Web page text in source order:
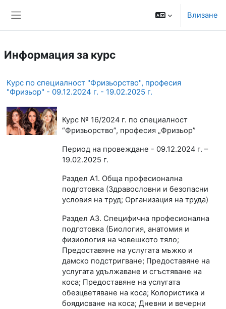
обърнете
включва
за
достъпност.
Влизане
Информация за курс
Курс по специалност "Фризьорство", професия
"Фризьор" - 09.12.2024 г. - 19.02.2025 г.
Курс № 16/2024 г. по специалност
“Фризьорство”, професия „Фризьор”
Период на провеждане - 09.12.2024 г. –
19.02.2025 г.
Раздел А1. Обща професионална
подготовка (Здравословни и безопасни
условия на труд; Организация на труда)
Раздел А3. Специфична професионална
подготовка (Биология, анатомия и
физиология на човешкото тяло;
Предоставяне на услугата мъжко и
дамско подстригване; Предоставяне на
услугата удължаване и сгъстяване на
коса; Предоставяне на услугата
обезцветяване на коса; Колористика и
боядисване на коса; Дневни и вечерни